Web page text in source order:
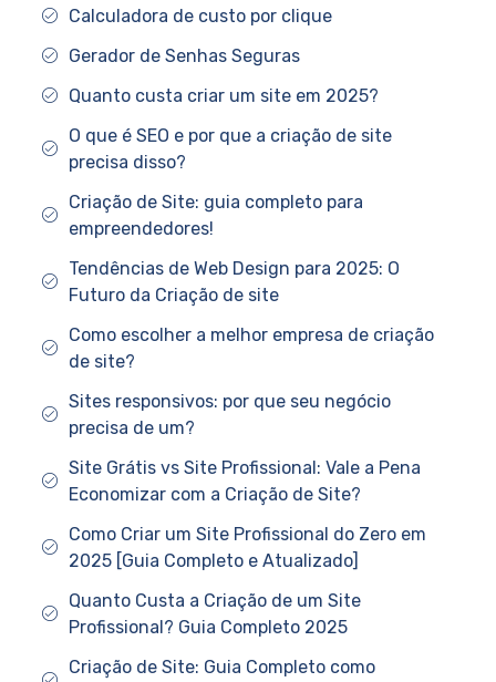
Calculadora de custo por clique
Gerador de Senhas Seguras
Quanto custa criar um site em 2025?
O que é SEO e por que a criação de site
precisa disso?
Criação de Site: guia completo para
empreendedores!
Tendências de Web Design para 2025: O
Futuro da Criação de site
Como escolher a melhor empresa de criação
de site?
Sites responsivos: por que seu negócio
precisa de um?
Site Grátis vs Site Profissional: Vale a Pena
Economizar com a Criação de Site?
Como Criar um Site Profissional do Zero em
2025 [Guia Completo e Atualizado]
Quanto Custa a Criação de um Site
Profissional? Guia Completo 2025
Criação de Site: Guia Completo como